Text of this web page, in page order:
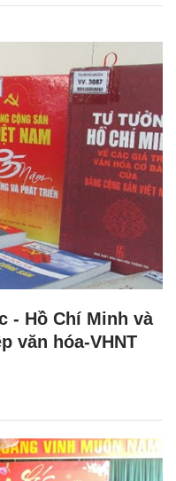
- Hồ Chí Minh và
văn hóa-VHNT